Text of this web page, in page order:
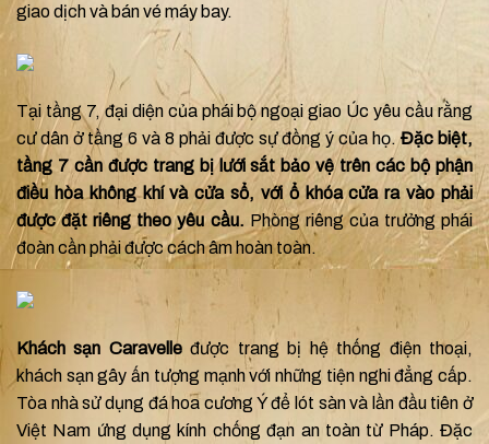
giao dịch và bán vé máy bay.
Tại tầng 7, đại diện của phái bộ ngoại giao Úc yêu cầu rằng
cư dân ở tầng 6 và 8 phải được sự đồng ý của họ.Đặc biệt,
tầng 7 cần được trang bị lưới sắt bảo vệ trên các bộ phận
điều hòa không khí và cửa sổ, với ổ khóa cửa ra vào phải
được đặt riêng theo yêu cầu. Phòng riêng của trưởng phái
đoàn cần phải được cách âm hoàn toàn.
Khách sạn Caravelleđược trang bị hệ thống điện thoại,
khách sạn gây ấn tượng mạnh với những tiện nghi đẳng cấp.
Tòa nhà sử dụng đá hoa cương Ý để lót sàn và lần đầu tiên ở
Việt Nam ứng dụng kính chống đạn an toàn từ Pháp. Đặc